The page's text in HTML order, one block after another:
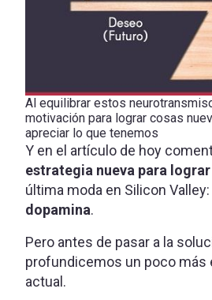
Al equilibrar estos
motivación para lograr cosas
apreciar lo que tenemos
Y en el artículo de hoy
estrategia nueva para
última moda en Silicon Valley:
dopamina.
Pero antes de pasar a la
profundicemos un poco más
actual.